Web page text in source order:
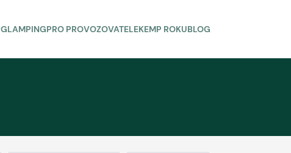
GLAMPINGPRO PROVOZOVATELEKEMP ROKUBLOG